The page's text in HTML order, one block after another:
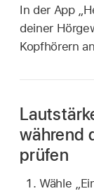
In der App
deiner
Kopfhörern
während
prüfen
Wähle